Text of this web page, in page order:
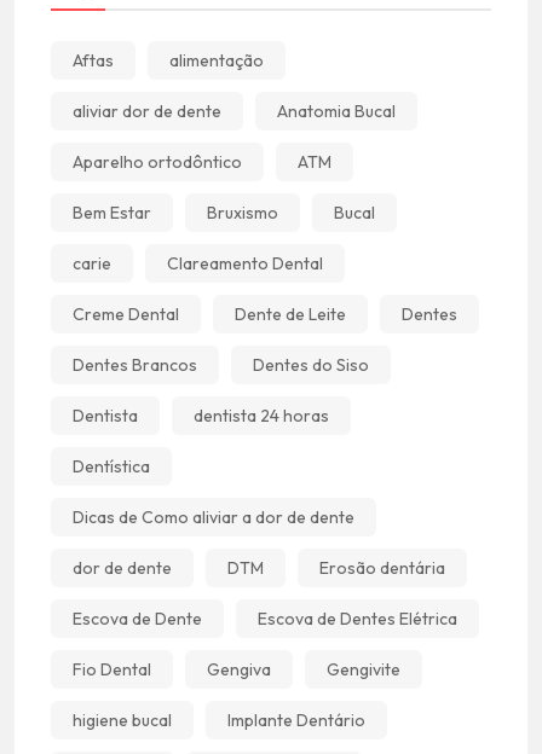
Aftas alimentação
aliviar dor de dente Anatomia Bucal
Aparelho ortodôntico ATM
Bem Estar Bruxismo Bucal
carie Clareamento Dental
Creme Dental Dente de Leite Dentes
Dentes Brancos Dentes do Siso
Dentista dentista 24 horas
Dentística
Dicas de Como aliviar a dor de dente
dor de dente DTM Erosão dentária
Escova de Dente Escova de Dentes Elétrica
Fio Dental Gengiva Gengivite
higiene bucal Implante Dentário